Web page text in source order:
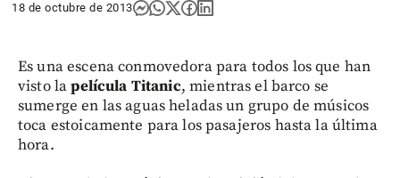
18 de octubre de 2013
Es una escena conmovedora para todos los que han
visto lapelícula Titanic, mientras el barco se
sumerge en las aguas heladas un grupo de músicos
toca estoicamente para los pasajeros hasta la última
hora.